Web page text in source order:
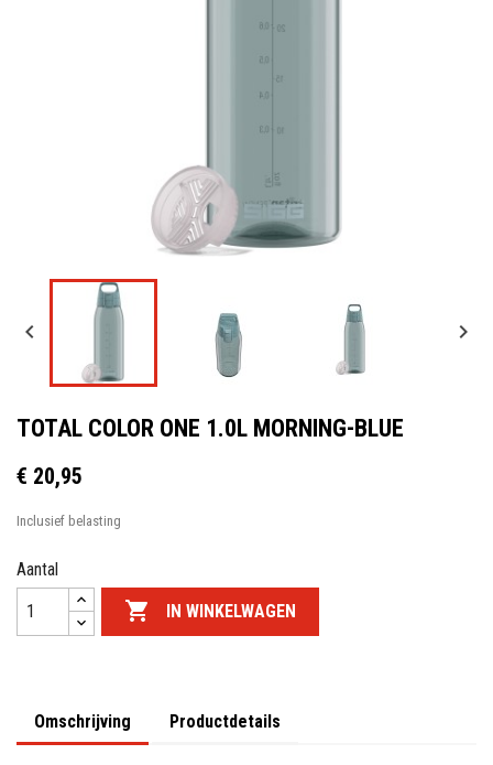
 
TOTAL COLOR ONE 1.0L MORNING-BLUE
€ 20,95
Inclusief belasting
Aantal
 IN WINKELWAGEN
Omschrijving Productdetails